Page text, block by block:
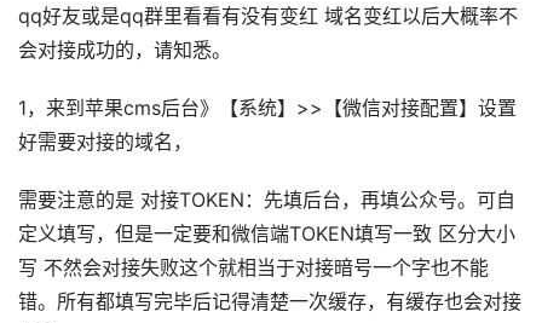
qq好友或是qq群里看看有没有变红 域名变红以后大概率不
会对接成功的，请知悉。
1，来到苹果cms后台》【系统】>>【微信对接配置】设置
好需要对接的域名，
需要注意的是 对接TOKEN：先填后台，再填公众号。可自
定义填写，但是一定要和微信端TOKEN填写一致 区分大小
写 不然会对接失败这个就相当于对接暗号一个字也不能
错。所有都填写完毕后记得清楚一次缓存，有缓存也会对接